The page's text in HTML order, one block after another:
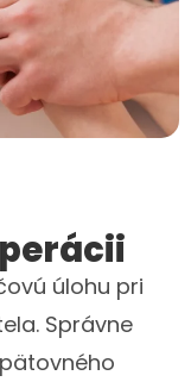
úlohu pri
Správne